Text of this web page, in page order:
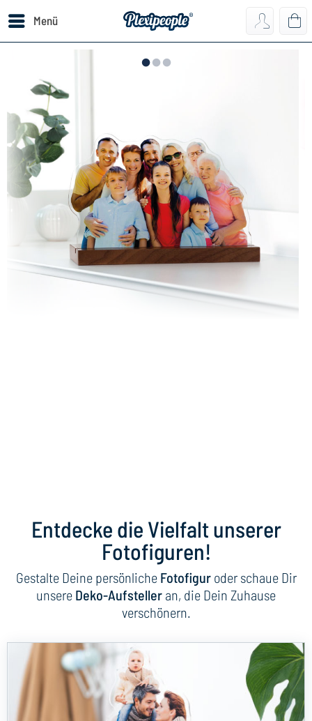
Menü
•••
Entdecke die Vielfalt unserer
Fotofiguren!
Gestalte Deine persönliche Fotofiguroder schaue Dir
unsere Deko-Aufsteller an, die Dein Zuhause
verschönern.